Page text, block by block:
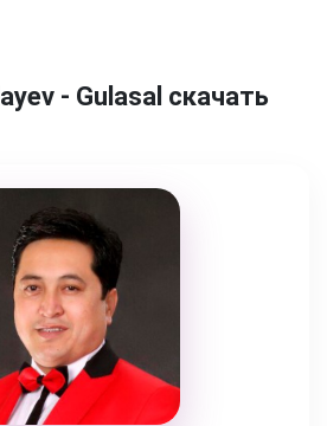
- Gulasal скачать